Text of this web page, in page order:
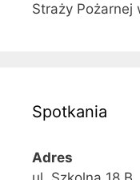
Straży Pożarnej
Spotkania
Adres